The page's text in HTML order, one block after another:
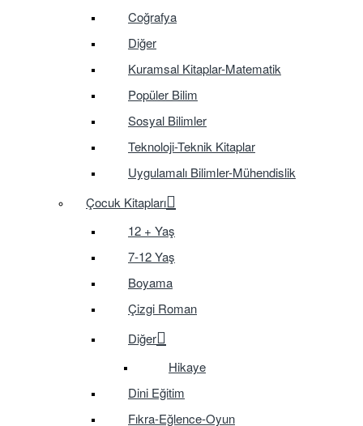
Coğrafya
Diğer
Kuramsal Kitaplar-Matematik
Popüler Bilim
Sosyal Bilimler
Teknoloji-Teknik Kitaplar
Uygulamalı Bilimler-Mühendislik
Çocuk Kitapları
12 + Yaş
7-12 Yaş
Boyama
Çizgi Roman
Diğer
Hikaye
Dini Eğitim
Fıkra-Eğlence-Oyun